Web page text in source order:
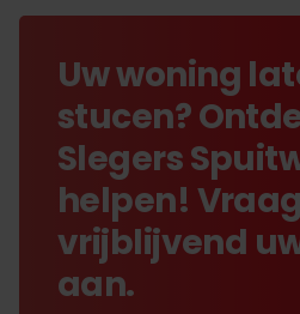
Uw woning
stucen?
Slegers
helpen! Vraag
vrijblijvend
aan.